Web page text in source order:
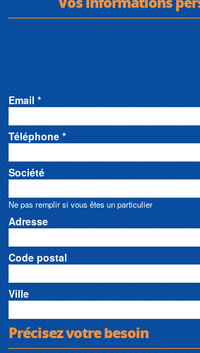
Email *
Téléphone *
Société
Ne pas remplir si vous êtes un particulier
Adresse
Code postal
Ville
Précisez votre besoin